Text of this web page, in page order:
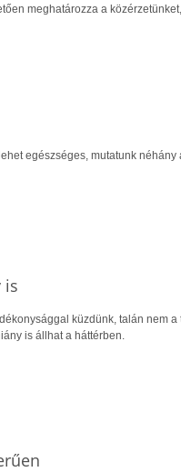
meghatározza a
egészséges, mutatunk
is
küzdünk, talán nem
is állhat a háttérben.